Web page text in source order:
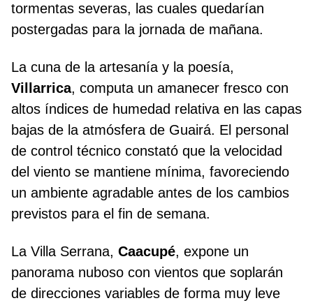
tormentas severas, las cuales quedarían
postergadas para la jornada de mañana.
La cuna de la artesanía y la poesía,
Villarrica, computa un amanecer fresco con
altos índices de humedad relativa en las capas
bajas de la atmósfera de Guairá. El personal
de control técnico constató que la velocidad
del viento se mantiene mínima, favoreciendo
un ambiente agradable antes de los cambios
previstos para el fin de semana.
La Villa Serrana, Caacupé, expone un
panorama nuboso con vientos que soplarán
de direcciones variables de forma muy leve